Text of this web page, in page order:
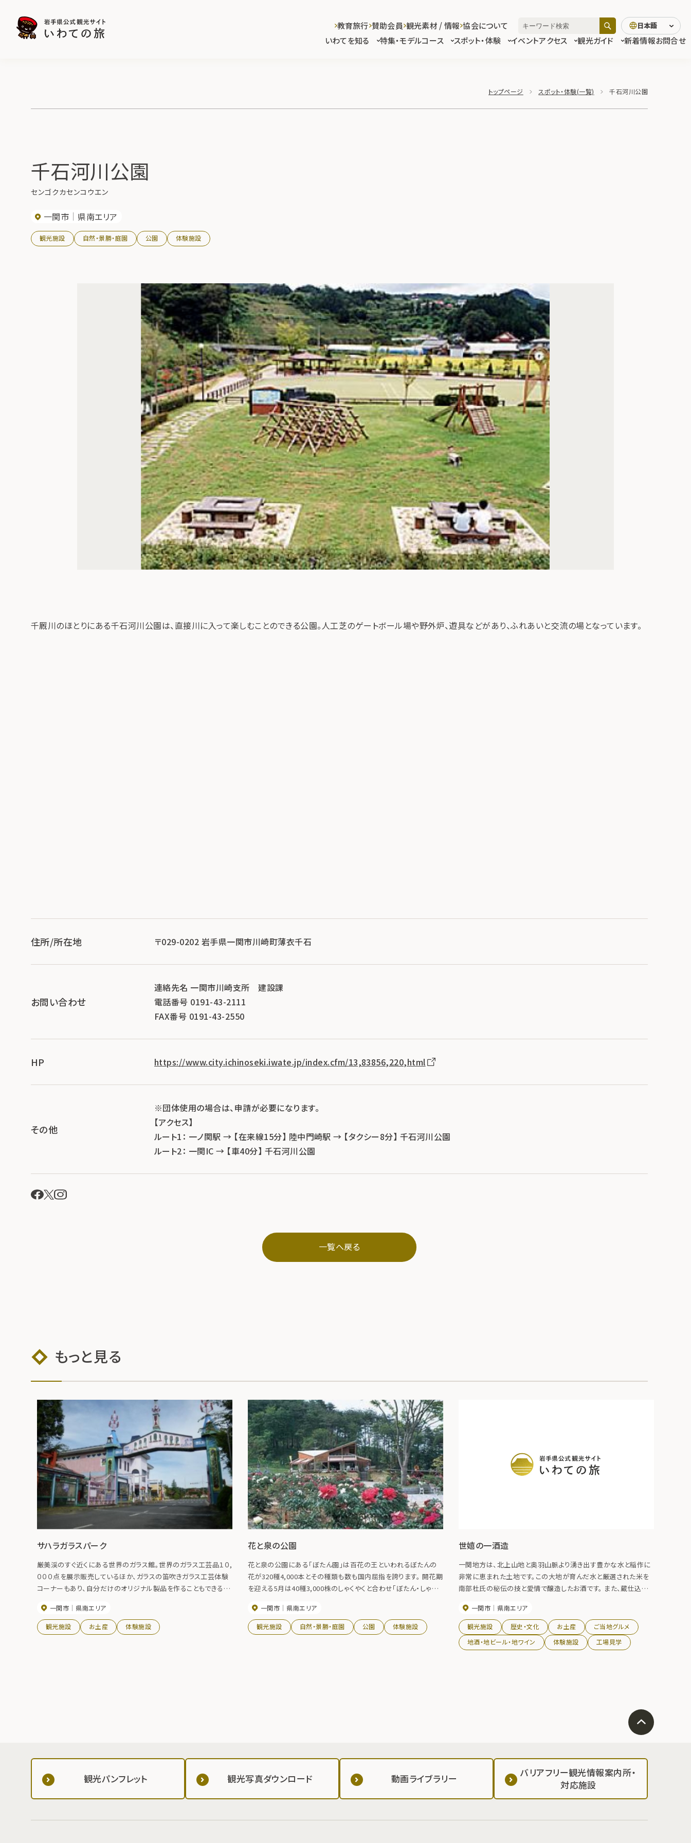
いわてを知る 特集・モデルコース スポット・体験 イベントアクセス 観光ガイド 新着情報お問合せ
教育旅行 賛助会員 観光素材 / 情報 協会について 日本語
トップページ スポット・体験(一覧) 千石河川公園
千石河川公園
センゴクカセンコウエン
一関市 県南エリア
観光施設 自然・景勝・庭園 公園 体験施設
千厩川のほとりにある千石河川公園は、直接川に入って楽しむことのできる公園。人工芝のゲートボール場や野外炉、遊具などがあり、ふれあいと交流の場となっています。
住所/所在地 〒029-0202 岩手県一関市川崎町薄衣千石
お問い合わせ
連絡先名 一関市川崎支所 建設課
電話番号 0191-43-2111
FAX番号 0191-43-2550
HP https://www.city.ichinoseki.iwate.jp/index.cfm/13,83856,220,html
その他
※団体使用の場合は、申請が必要になります。
【アクセス】
ルート1： 一ノ関駅 → 【在来線15分】 陸中門崎駅 → 【タクシー8分】 千石河川公園
ルート2： 一関IC → 【車40分】 千石河川公園
一覧へ戻る
もっと見る
サハラガラスパーク
厳美渓のすぐ近くにある世界のガラス館。世界のガラス工芸品１０,
０００点を展示販売しているほか、ガラスの笛吹きガラス工芸体験
コーナーもあり、自分だけのオリジナル製品を作ることもできる。
一関市 県南エリア
観光施設 お土産 体験施設
花と泉の公園
花と泉の公園にある「ぼたん園」は百花の王といわれるぼたんの
花が320種4,000本とその種類も数も国内屈指を誇ります。 開花期
を迎える5月は40種3,000株のしゃくやくと合わせ「ぼたん・しゃくや
ザ作り体験、「交流プラザ」ではハーバリウムやテラリウム作り体験
も可能です。 公園内のキッズランド「モーリー」では乳幼児から小
学校低学年を対象とした屋内型の遊び場があり、親子で一緒に楽
一関市 県南エリア
観光施設 自然・景勝・庭園 公園 体験施設
世嬉の一酒造
一関地方は、北上山地と奥羽山脈より湧き出す豊かな水と稲作に
非常に恵まれた土地です。この大地が育んだ水と厳選された米を
南部杜氏の秘伝の技と愛情で醸造したお酒です。 また、蔵仕込み
かしたメニューが揃うレストランも併設されています。 【主な商品】
世嬉の一
一関市 県南エリア
観光施設 歴史・文化 お土産
ご当地グルメ
地酒・地ビール・地ワイン
体験施設 工場見学
観光パンフレット 観光写真ダウンロード 動画ライブラリー
バリアフリー観光情報案内所・
対応施設